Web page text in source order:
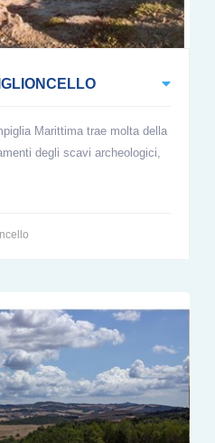
Marittima trae molta della
degli scavi archeologici,